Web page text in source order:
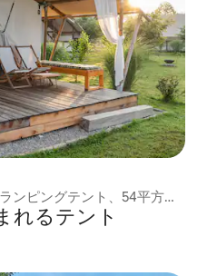
ンピングテント、54平方メ
れるテント